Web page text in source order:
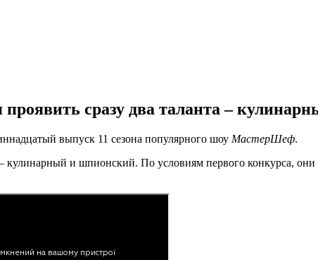
сразу два таланта –
выпуск 11 сезона популярного шоу МастерШеф.
кулинарный и шпионский. По условиям первого конкурса, они